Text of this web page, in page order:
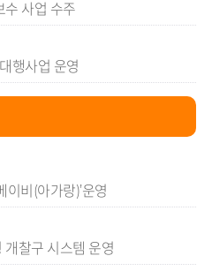
수 사업 수주
행사업 운영
이비(아가랑)’운영
개찰구 시스템 운영